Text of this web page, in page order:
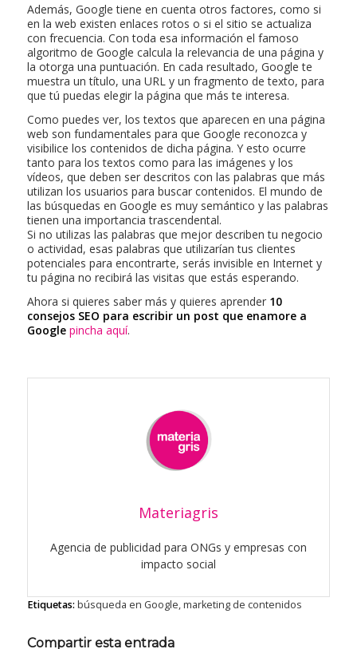
Además, Google tiene en cuenta otros factores, como si
en la web existen enlaces rotos o si el sitio se actualiza
con frecuencia. Con toda esa información el famoso
algoritmo de Google calcula la relevancia de una página y
la otorga una puntuación. En cada resultado, Google te
muestra un título, una URL y un fragmento de texto, para
que tú puedas elegir la página que más te interesa.
Como puedes ver, los textos que aparecen en una página
web son fundamentales para que Google reconozca y
visibilice los contenidos de dicha página. Y esto ocurre
tanto para los textos como para las imágenes y los
vídeos, que deben ser descritos con las palabras que más
utilizan los usuarios para buscar contenidos. El mundo de
las búsquedas en Google es muy semántico y las palabras
tienen una importancia trascendental.
Si no utilizas las palabras que mejor describen tu negocio
o actividad, esas palabras que utilizarían tus clientes
potenciales para encontrarte, serás invisible en Internet y
tu página no recibirá las visitas que estás esperando.
Ahora si quieres saber más y quieres aprender 10
consejos SEO para escribir un post que enamore a
Google pincha aquí.
Materiagris
Agencia de publicidad para ONGs y empresas con
impacto social
Etiquetas: búsqueda en Google,marketing de contenidos
Compartir esta entrada